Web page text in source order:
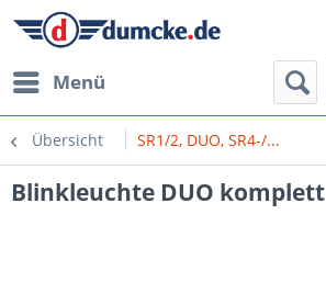
Menü
Übersicht SR1/2, DUO, SR4-/...
Blinkleuchte DUO komplett